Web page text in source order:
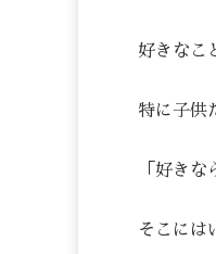
好きなこ
特に子供
「好き
そこには